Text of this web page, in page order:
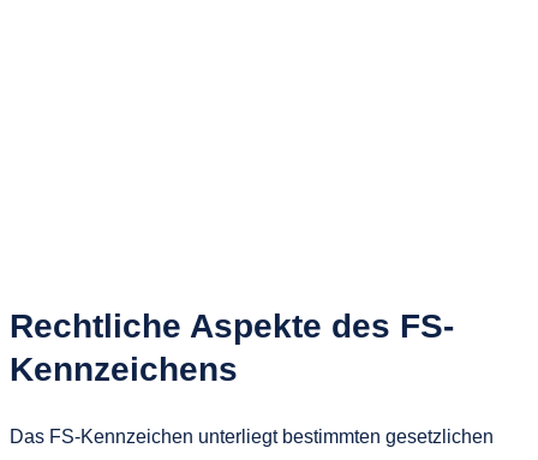
Rechtliche Aspekte des FS-
Kennzeichens
Das FS-Kennzeichen unterliegt bestimmten gesetzlichen